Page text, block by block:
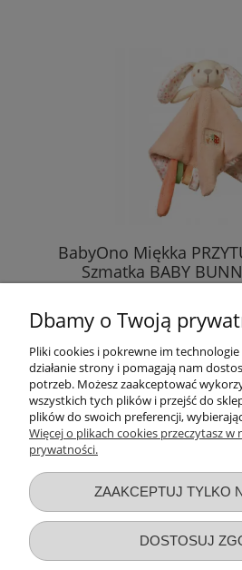
BabyOno Miękka
Szmatka BABY
31,89 zł
DO
Dbamy o Twoją
Pliki cookies i pokrewne im
działanie strony i pomagają nam
potrzeb. Możesz zaakceptować
wszystkich tych plików i przejść do
plików do swoich preferencji,
Więcej o plikach cookies przeczytasz w
prywatności.
ZAAKCEPTUJ TYLKO
DOSTOSUJ